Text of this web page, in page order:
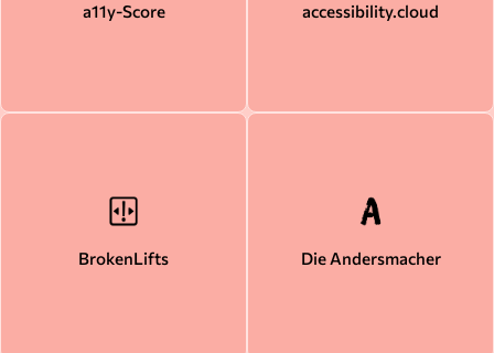
a11y-Score accessibility.cloud
BrokenLifts Die Andersmacher